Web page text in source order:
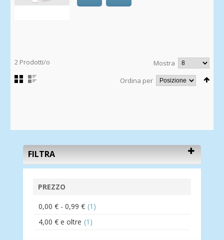
2 Prodotti/o
Mostra
Ordina per
FILTRA
PREZZO
0,00 € - 0,99 € (1)
4,00 € e oltre (1)